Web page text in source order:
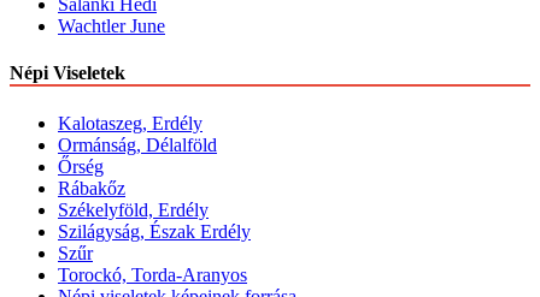
Salánki Hédi
Wachtler June
Népi Viseletek
Kalotaszeg, Erdély
Ormánság, Délalföld
Őrség
Rábakőz
Székelyföld, Erdély
Szilágyság, Észak Erdély
Szűr
Torockó, Torda-Aranyos